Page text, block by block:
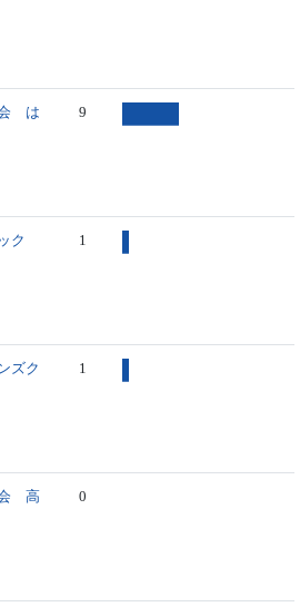
は
9
ク 1
ズク
1
高
0